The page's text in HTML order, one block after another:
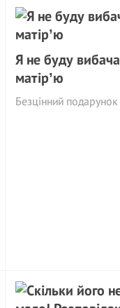
Я не буду
матірʼю
Безцінний подарунок